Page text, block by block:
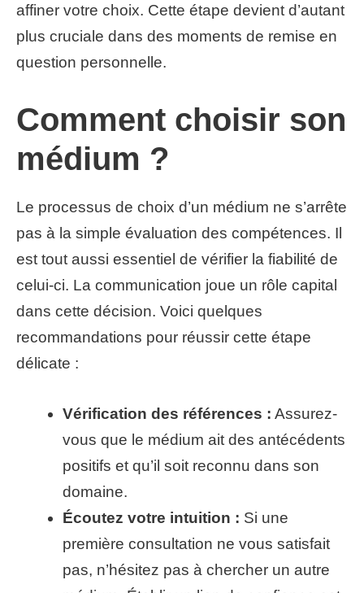
affiner votre choix. Cette étape devient d’autant
plus cruciale dans des moments de remise en
question personnelle.
Comment choisir son
médium ?
Le processus de choix d’un médium ne s’arrête
pas à la simple évaluation des compétences. Il
est tout aussi essentiel de vérifier la fiabilité de
celui-ci. La communication joue un rôle capital
dans cette décision. Voici quelques
recommandations pour réussir cette étape
délicate :
Vérification des références : Assurez-
vous que le médium ait des antécédents
positifs et qu’il soit reconnu dans son
domaine.
Écoutez votre intuition : Si une
première consultation ne vous satisfait
pas, n’hésitez pas à chercher un autre